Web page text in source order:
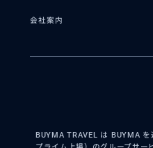
会社案内
BUYMA TRAVEL は BUYMA